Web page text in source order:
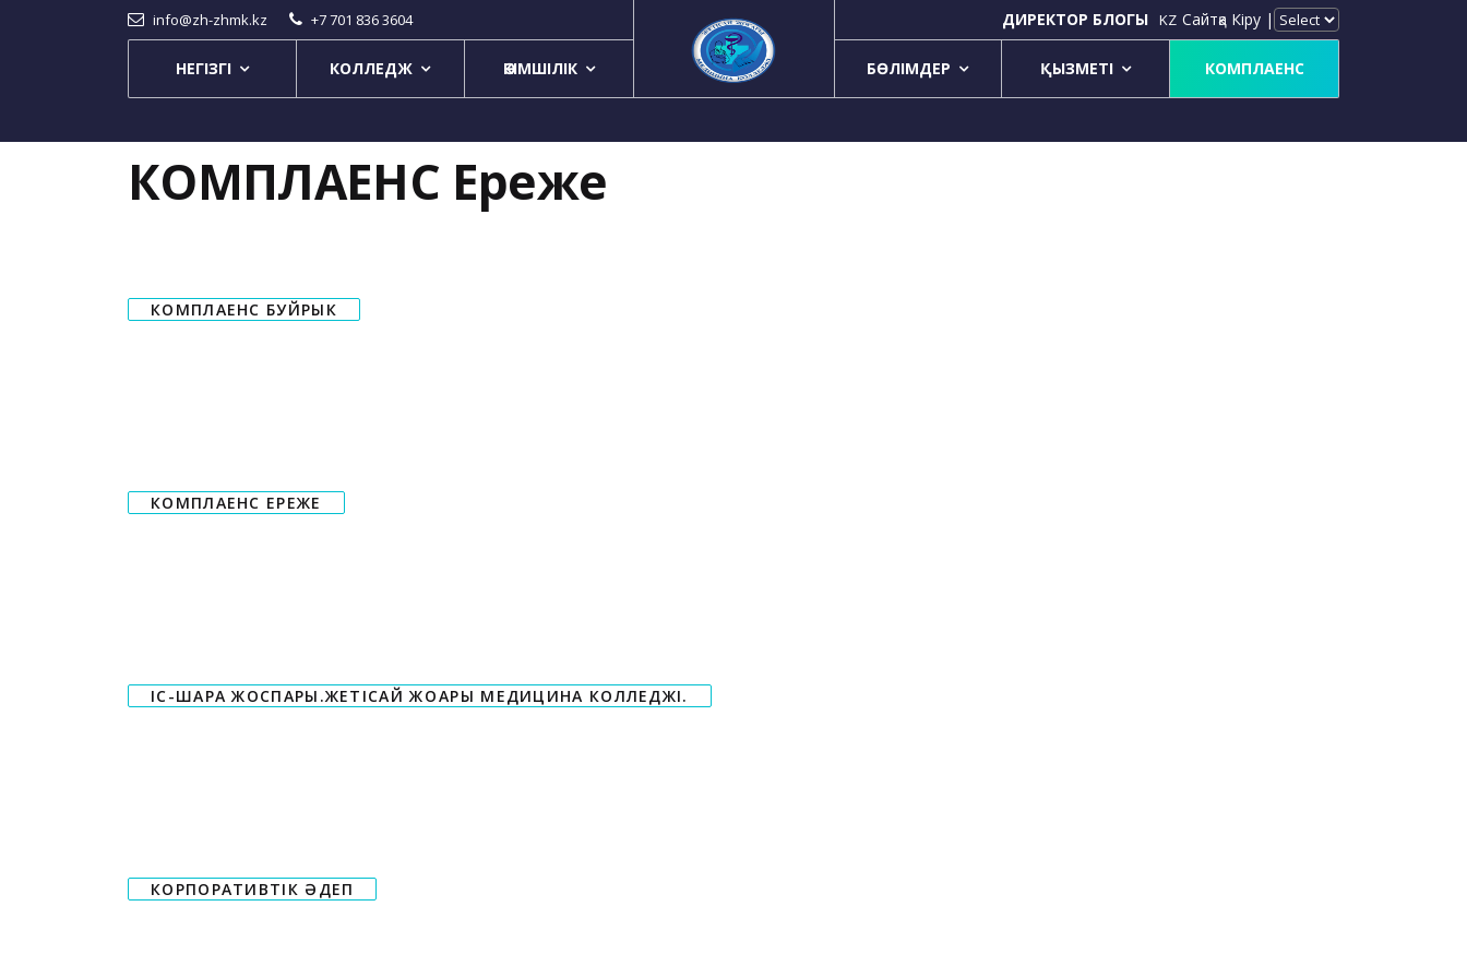
info@zh-zhmk.kz +7 701 836 3604
НЕГІЗГІ КОЛЛЕДЖ ӘКІМШІЛІК
ДИРЕКТОР БЛОГЫ KZ Сайтқа Кіру |
БӨЛІМДЕР ҚЫЗМЕТІ КОМПЛАЕНС
КОМПЛАЕНС Ереже
КОМПЛАЕНС БУЙРЫК
КОМПЛАЕНС ЕРЕЖЕ
ІС-ШАРА ЖОСПАРЫ.ЖЕТІСАЙ ЖОҒАРЫ МЕДИЦИНА КОЛЛЕДЖІ.
КОРПОРАТИВТІК ӘДЕП